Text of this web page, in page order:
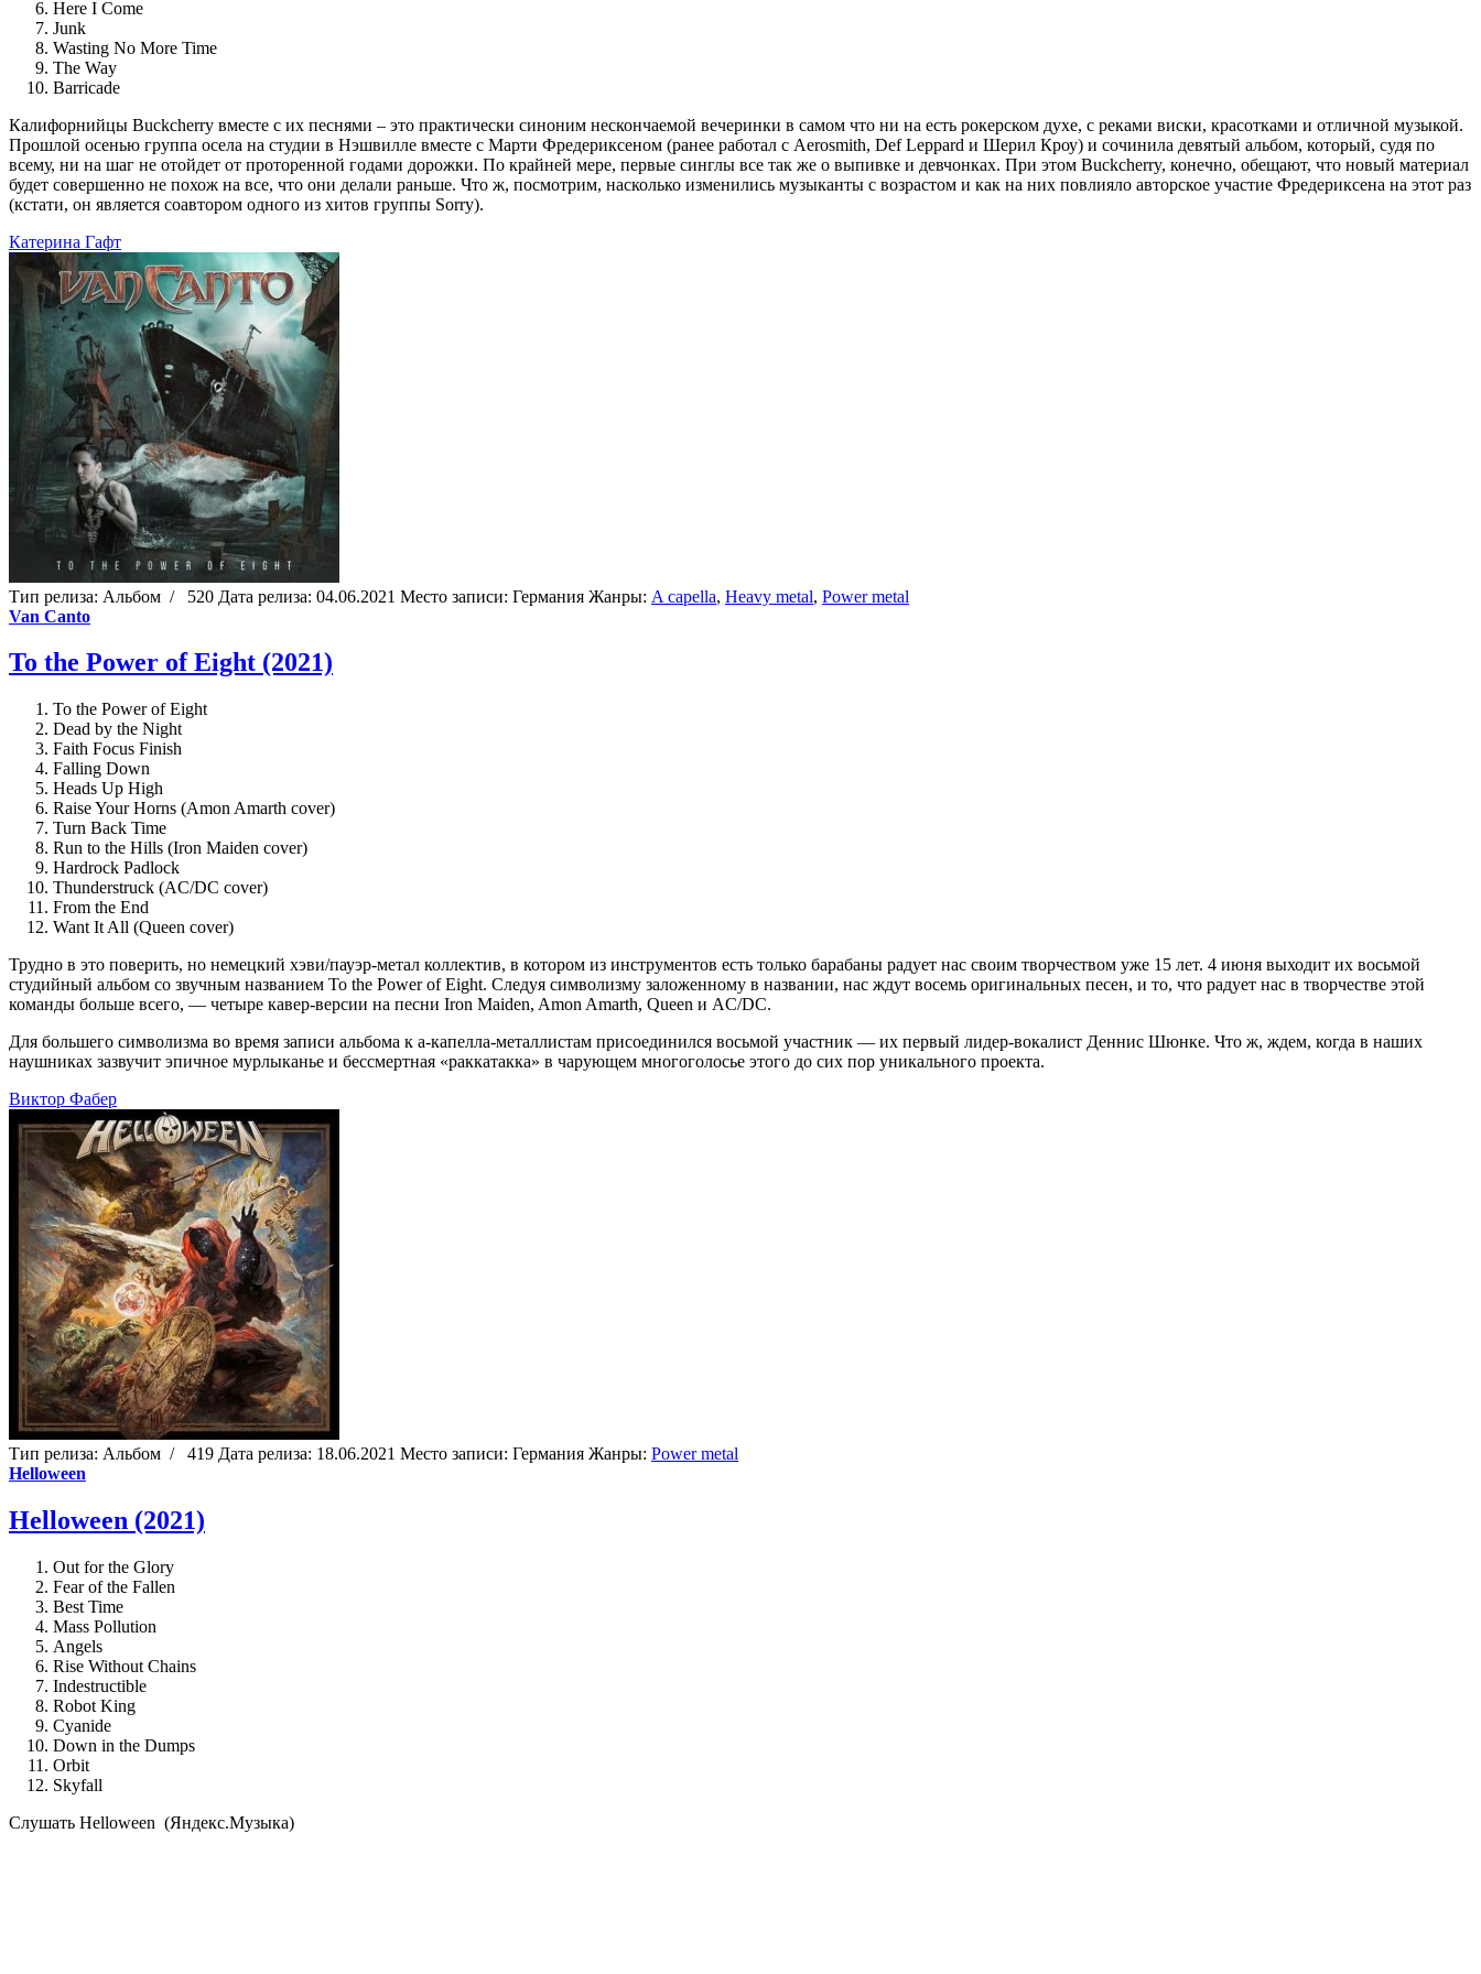
Here I Come
Junk
Wasting No More Time
The Way
Barricade
Калифорнийцы Buckcherry вместе с их песнями – это практически синоним нескончаемой вечеринки в самом что ни на есть рокерском духе, с реками виски, красотками и отличной музыкой.
Прошлой осенью группа осела на студии в Нэшвилле вместе с Марти Фредериксеном (ранее работал с Aerosmith, Def Leppard и Шерил Кроу) и сочинила девятый альбом, который, судя по
всему, ни на шаг не отойдет от проторенной годами дорожки. По крайней мере, первые синглы все так же о выпивке и девчонках. При этом Buckcherry, конечно, обещают, что новый материал
будет совершенно не похож на все, что они делали раньше. Что ж, посмотрим, насколько изменились музыканты с возрастом и как на них повлияло авторское участие Фредериксена на этот раз
(кстати, он является соавтором одного из хитов группы Sorry).
Катерина Гафт
Тип релиза: Альбом / 520 Дата релиза: 04.06.2021 Место записи: Германия Жанры: A capella, Heavy metal, Power metal
Van Canto
To the Power of Eight (2021)
To the Power of Eight
Dead by the Night
Faith Focus Finish
Falling Down
Heads Up High
Raise Your Horns (Amon Amarth cover)
Turn Back Time
Run to the Hills (Iron Maiden cover)
Hardrock Padlock
Thunderstruck (AC/DC cover)
From the End
Want It All (Queen cover)
Трудно в это поверить, но немецкий хэви/пауэр-метал коллектив, в котором из инструментов есть только барабаны радует нас своим творчеством уже 15 лет. 4 июня выходит их восьмой
студийный альбом со звучным названием To the Power of Eight. Следуя символизму заложенному в названии, нас ждут восемь оригинальных песен, и то, что радует нас в творчестве этой
команды больше всего, — четыре кавер-версии на песни Iron Maiden, Amon Amarth, Queen и AC/DC.
Для большего символизма во время записи альбома к а-капелла-металлистам присоединился восьмой участник — их первый лидер-вокалист Деннис Шюнке. Что ж, ждем, когда в наших
наушниках зазвучит эпичное мурлыканье и бессмертная «раккатакка» в чарующем многоголосье этого до сих пор уникального проекта.
Виктор Фабер
Тип релиза: Альбом / 419 Дата релиза: 18.06.2021 Место записи: Германия Жанры: Power metal
Helloween
Helloween (2021)
Out for the Glory
Fear of the Fallen
Best Time
Mass Pollution
Angels
Rise Without Chains
Indestructible
Robot King
Cyanide
Down in the Dumps
Orbit
Skyfall
Cлушать Helloween (Яндекс.Музыка)